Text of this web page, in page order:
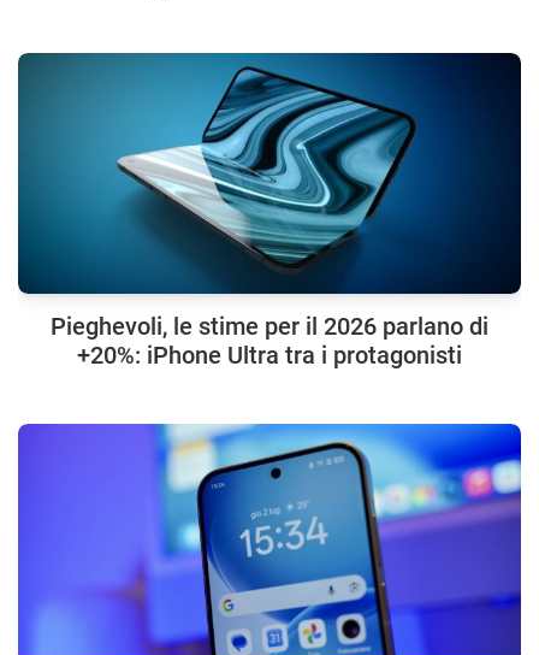
Pieghevoli, le stime per il 2026 parlano di
+20%: iPhone Ultra tra i protagonisti